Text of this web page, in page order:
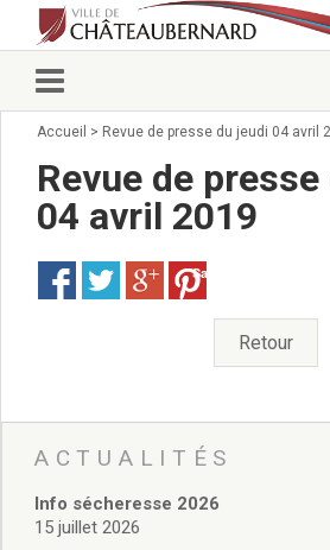
Vie municipale
Conseillers municipaux
Commissions 2026
Arrêtés du Maire
Services municipaux
Pour venir nous voir
administratives
Services Techniques
Affaires Scolaires
Vie associative
Accueil > Revue de presse du jeudi 04 avril
Revue de
04 avril 2019
Save
Retour
ACTUALITÉS
Info sécheresse 2026
15 juillet 2026